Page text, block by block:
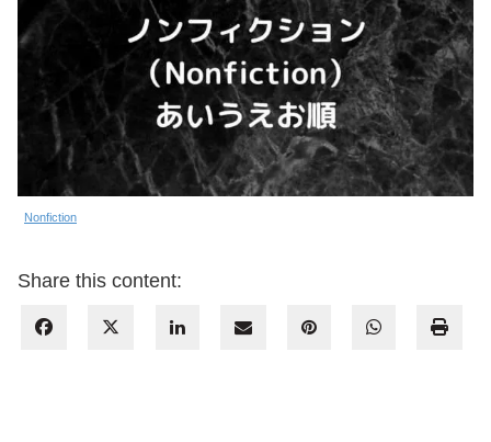
Nonfiction
Share this content: